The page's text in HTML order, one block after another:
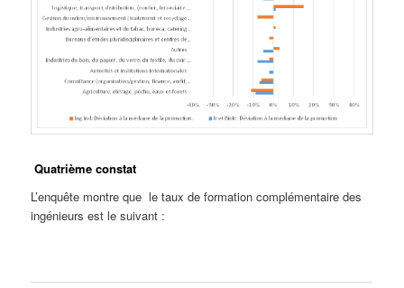
Quatrième constat
L’enquête montre que le taux de formation complémentaire des
ingénieurs est le suivant :